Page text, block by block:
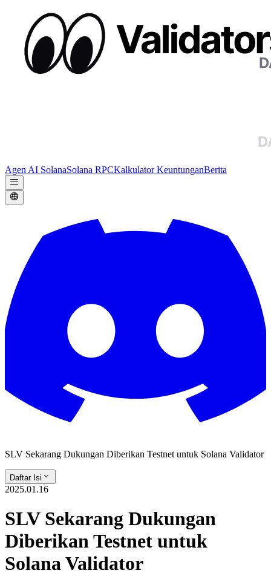
Agen AI SolanaSolana RPCKalkulator KeuntunganBerita
SLV Sekarang Dukungan Diberikan Testnet untuk Solana Validator
Daftar Isi
2025.01.16
SLV Sekarang Dukungan
Diberikan Testnet untuk
Solana Validator